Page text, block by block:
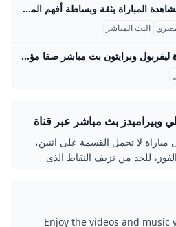
الأهلي اليوم: مشاهدة المباراة بثقة وبساطة أفهم المطلوب: كل فقرة يجب أن تحتوي على بيانات وأمثلة كاملة، تكون الفقرات قصيرة بنبرة ودودة ولغة بسيطة، وتكون لها جمل عادية مع تعابير عفوية للحفاظ على القراءة السهلة. سأقدم لك محتوى كمدونة بالعربية الفصحى مع لمسة محلية، بدون ذكر أدوات تقنية أو إشارات داخلية. أين تشاهد الأهلي اليوم في صفحة اليوم، غالباً ما تكون مباراة الأهلي خياراً رئيسياً للمشاهدة عبر قنوات رياضية معتمدة. مثال: قناة محلية مصرية أعلنت بانتظام عن البث قبل المباريات الكبرى، وتوفر أوقات بث محددة وترددات متغيرة حسب المنطقة.
البث المباشر
شاهد الان مباراة ليفربول وبرايتون بث مباشر صفا مؤسسة إعلامية فلسطينية Safa Press Agency تعنى بنشر الأخبار والأحداث خاصة الفلسطينية وتغطيتها بشكل مباشر، ونشر كافة الفنون الصحفية والميديا بث مباشرLIVE أكتوبر 01, 2022
وبيراميدز بث مباشر عبر قناة
مباراة لا تحمل القسمة على اثنين،
للحد من نزيف النقاط الذى
Enjoy the videos and music